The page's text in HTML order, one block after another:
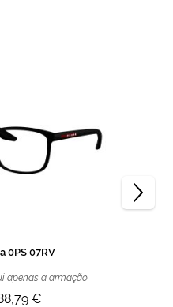
0PS 07RV
apenas a armação
€